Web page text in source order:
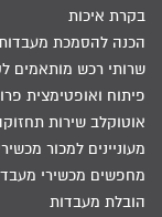
בקרת איכות
הכנה להסמכת
שרותי רכש מותאמים
פיתוח ואופטימצית
אוטוקלב שירות
מעוניינים למכור
מחפשים מכשירי
הובלת מעבדות